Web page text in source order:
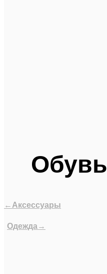
Обувь
←Аксессуары
Одежда→